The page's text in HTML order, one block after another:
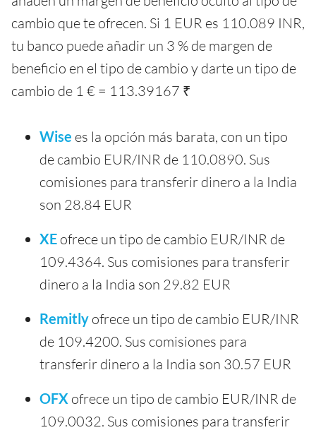
cambio que te ofrecen. Si 1 EUR es 110.089 INR,
tu banco puede añadir un 3 % de margen de
beneficio en el tipo de cambio y darte un tipo de
cambio de 1 € = 113.39167 ₹
Wise es la opción más barata, con un tipo
de cambio EUR/INR de 110.0890. Sus
comisiones para transferir dinero a la India
son 28.84 EUR
XE ofrece un tipo de cambio EUR/INR de
109.4364. Sus comisiones para transferir
dinero a la India son 29.82 EUR
Remitly ofrece un tipo de cambio EUR/INR
de 109.4200. Sus comisiones para
transferir dinero a la India son 30.57 EUR
OFX ofrece un tipo de cambio EUR/INR de
109.0032. Sus comisiones para transferir